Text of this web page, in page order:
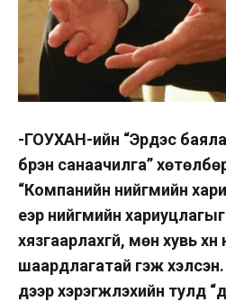
-ГОУХАН-ийн “Эрдэс
бүрэн санаачилга”
“Компанийн нийгмийн
үеэр нийгмийн
хязгаарлахгүй, мөн хувь хүн
шаардлагатай гэж
дээр хэрэгжүүлэхийн тулд